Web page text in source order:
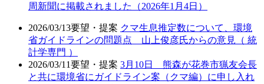
周新聞に掲載されました（2026年1月4日）
2026/03/13要望・提案 クマ生息推定数について、環境
省ガイドラインの問題点 山上俊彦氏からの意見（ 統
計学専門 ）
2026/03/11要望・提案 3月10日 熊森が花巻市猟友会長
と共に環境省にガイドライン案（クマ編）に申し入れ